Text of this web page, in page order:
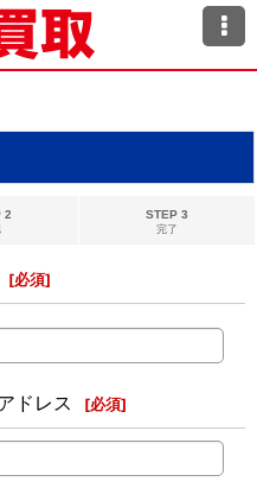
2
STEP 3
完了
[必須]
ドレス [必須]